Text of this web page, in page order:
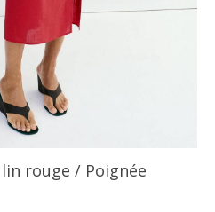
rouge / Poignée